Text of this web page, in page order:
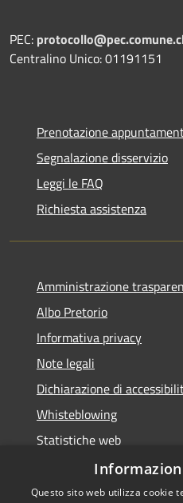
PEC:
Centralino Unico: 01191151
Prenotazione
Segnalazione disservizio
Leggi le FAQ
Richiesta assistenza
Amministrazione
Albo Pretorio
Informativa privacy
Note legali
Dichiarazione di
Whisteblowing
Statistiche web
Segnalazioni di non
Questo sito web utilizza cookie